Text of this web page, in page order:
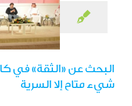
البحث عن «الثقة» في
شيء متاح إلا السرية